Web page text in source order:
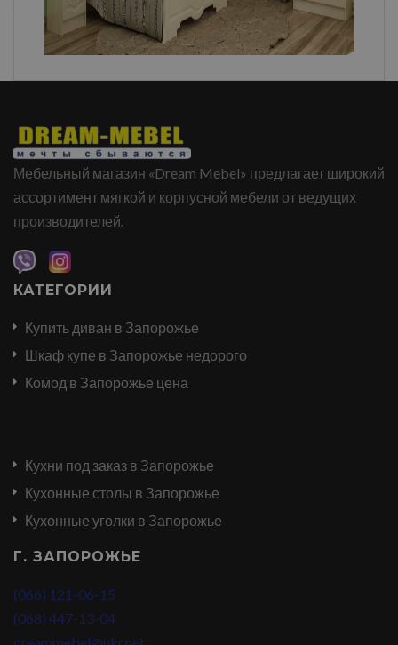
Мебельный магазин «Dream Mebel» предлагает широкий
ассортимент мягкой и корпусной мебели от ведущих
производителей.
КАТЕГОРИИ
Купить диван в Запорожье
Шкаф купе в Запорожье недорого
Комод в Запорожье цена
Кухни под заказ в Запорожье
Кухонные столы в Запорожье
Кухонные уголки в Запорожье
Г. ЗАПОРОЖЬЕ
(066) 121-06-15
(068) 447-13-04
dreammebel@ukr.net